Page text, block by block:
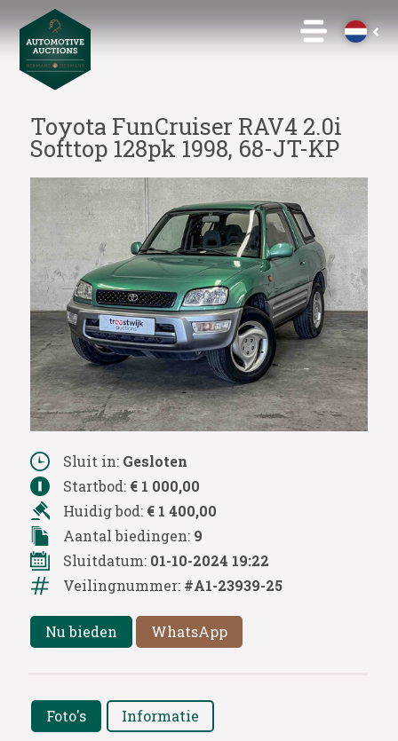
Toyota FunCruiser RAV4 2.0i
Softtop 128pk 1998, 68-JT-KP
Sluit in: Gesloten
Startbod: € 1 000,00
Huidig bod: € 1 400,00
Aantal biedingen: 9
Sluitdatum: 01-10-2024 19:22
Veilingnummer: #A1-23939-25
Nu bieden WhatsApp
Foto's Informatie